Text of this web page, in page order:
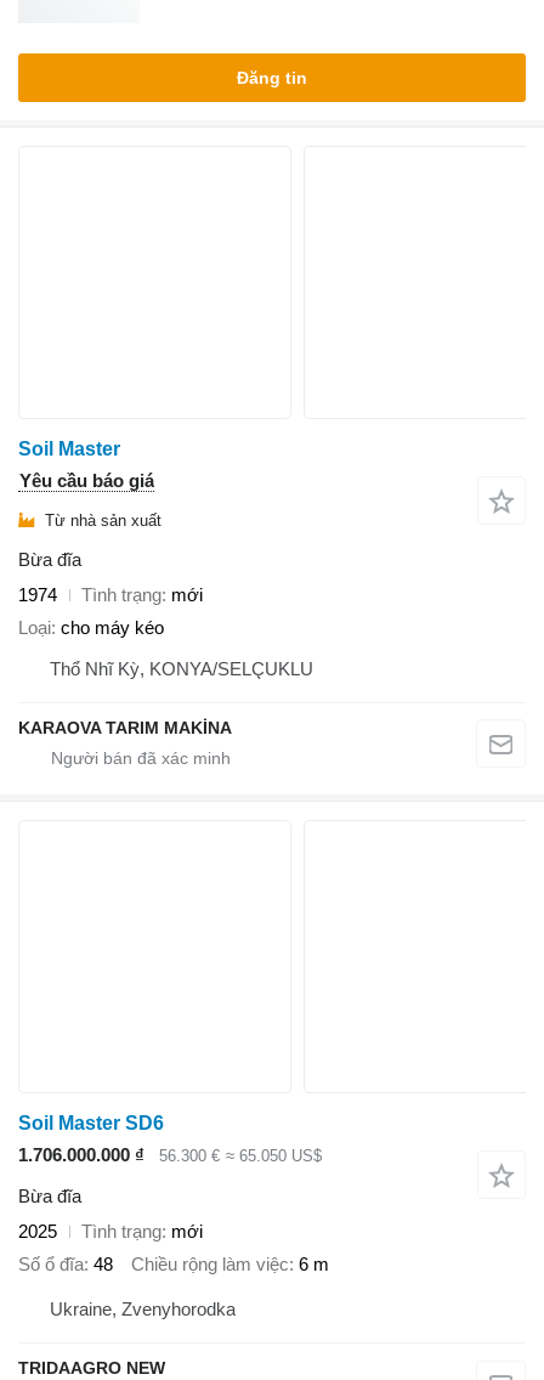
Đăng tin
Soil Master
Yêu cầu báo giá
Từ nhà sản xuất
Bừa đĩa
1974
Tình trạng mới
Loại cho máy kéo
Thổ Nhĩ Kỳ, KONYA/SELÇUKLU
KARAOVA TARIM MAKİNA
Soil Master SD6
1.706.000.000 ₫
56.300 € ≈ 65.050 US$
Bừa đĩa
2025
Tình trạng mới
Số ổ đĩa 48 Chiều rộng làm việc 6 m
Ukraine, Zvenyhorodka
TRIDAAGRO NEW